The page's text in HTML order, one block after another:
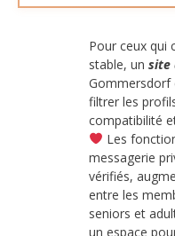
Pour ceux qui
stable, un site
Gommersdorf
filtrer les
compatibilité
Les
messagerie
vérifiés,
entre les
seniors et
un espace